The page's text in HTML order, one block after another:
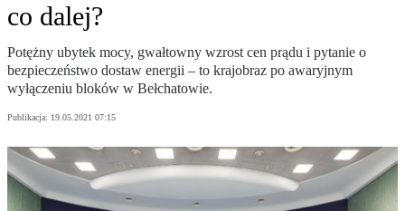
co dalej?
Potężny ubytek mocy, gwałtowny wzrost cen prądu i pytanie o
bezpieczeństwo dostaw energii – to krajobraz po awaryjnym
wyłączeniu bloków w Bełchatowie.
Publikacja: 19.05.2021 07:15